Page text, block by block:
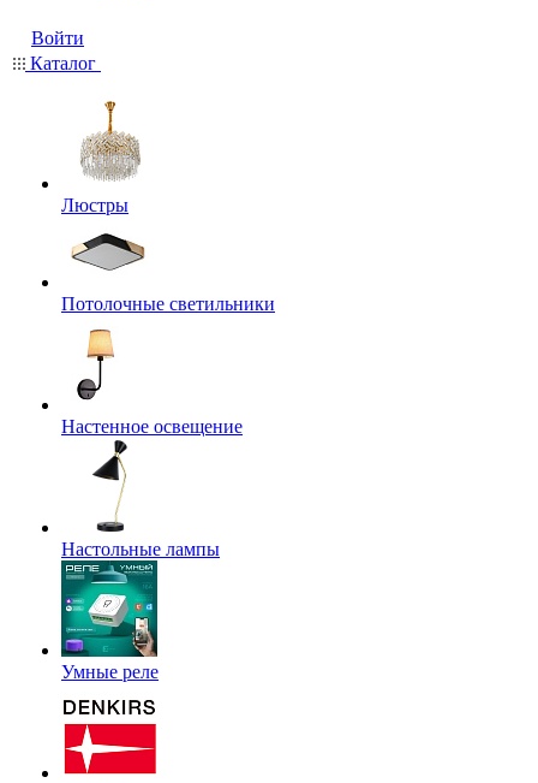
Войти
Каталог
Люстры
Потолочные светильники
Настенное освещение
Настольные лампы
Умные реле